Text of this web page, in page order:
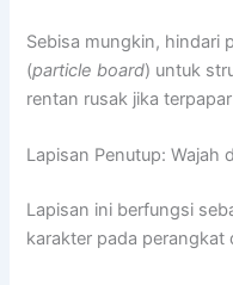
Sebisa mungkin, hindari
(particle board) untuk
rentan rusak jika terpapar
Lapisan Penutup: Wajah
Lapisan ini berfungsi
karakter pada perangkat